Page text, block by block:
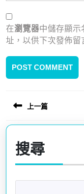
在瀏覽器中儲存顯示
址，以供下次發佈留
導
覽
上一篇
Previous
post:
搜尋